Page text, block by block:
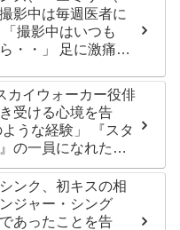
影中は毎週医者に
撮影中はいつも
・・」 足に激痛が
カイウォーカー役俳
受ける心境を告
うな経験」 『スタ
の一員になれたこ
発
ンク、初キスの相
ジャー・シング
あったことを告